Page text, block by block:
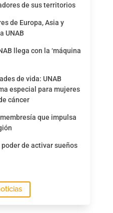
de sus territorios
de Europa, Asia y
UNAB
llega con la ‘máquina
de vida: UNAB
especial para mujeres
cáncer
membresía que impulsa
de activar sueños